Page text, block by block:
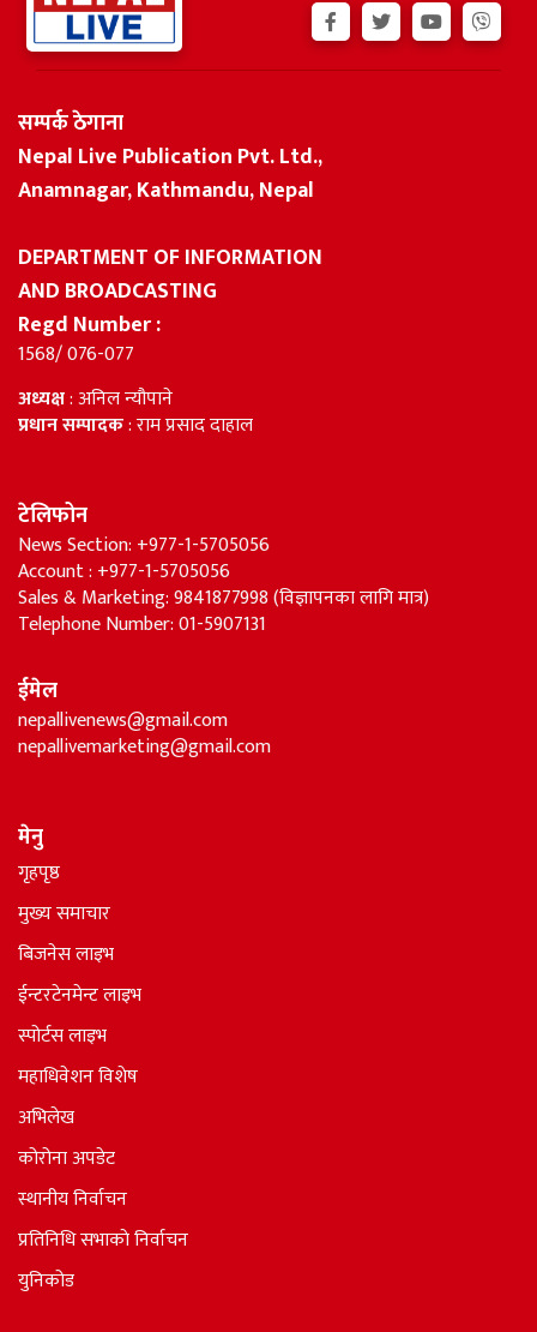
सम्पर्क ठेगाना
Nepal Live Publication Pvt. Ltd.,
Anamnagar, Kathmandu, Nepal
DEPARTMENT OF INFORMATION
AND BROADCASTING
Regd Number :
1568/ 076-077
अध्यक्ष: अनिल न्यौपाने
प्रधान सम्पादक: राम प्रसाद दाहाल
टेलिफोन
News Section: +977-1-5705056
Account : +977-1-5705056
Sales & Marketing: 9841877998 (विज्ञापनका लागि मात्र)
Telephone Number: 01-5907131
ईमेल
nepallivenews@gmail.com
nepallivemarketing@gmail.com
मेनु
गृहपृष्ठ
मुख्य समाचार
बिजनेस लाइभ
ईन्टरटेनमेन्ट लाइभ
स्पोर्टस लाइभ
महाधिवेशन विशेष
अभिलेख
कोरोना अपडेट
स्थानीय निर्वाचन
प्रतिनिधि सभाकाे निर्वाचन
युनिकोड